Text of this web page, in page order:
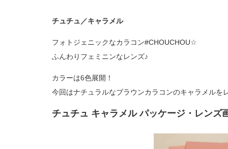
チュチュ／キャラメル
フォトジェニックなカラコン#CHOUCHOU☆
ふんわりフェミニンなレンズ♪
カラーは6色展開！
今回はナチュラルなブラウンカラコンのキャラメルを
チュチュ キャラメル パッケージ・レンズ